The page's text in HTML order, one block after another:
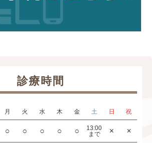
診療時間
月 火 水 木 金 土 日 祝
○ ○ ○ ○ ○
13:00
まで
× ×